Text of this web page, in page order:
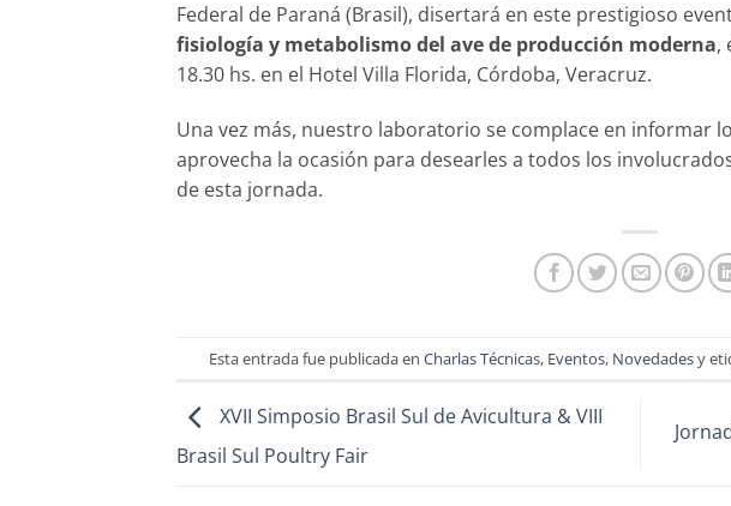
Federal de Paraná (Brasil), disertará en este prestigioso
fisiología y metabolismo del ave de producción moderna,
18.30 hs. en el Hotel Villa Florida, Córdoba, Veracruz.
Una vez más, nuestro laboratorio se complace en informar
aprovecha la ocasión para desearles a todos los
de esta jornada.
Esta entrada fue publicada en Charlas Técnicas, Eventos, Novedadesy
XVII Simposio Brasil Sul de Avicultura & VIII
Brasil Sul Poultry Fair